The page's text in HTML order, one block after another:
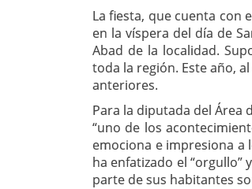
La fiesta, que cuenta con
en la víspera del día de
Abad de la localidad.
toda la región. Este año,
anteriores.
Para la diputada del Área
“uno de los
emociona e impresiona a
ha enfatizado el “orgullo”
parte de sus habitantes